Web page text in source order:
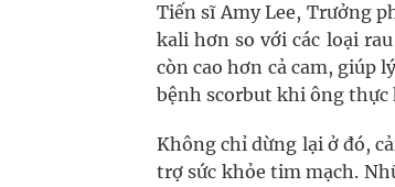
Tiến sĩ Amy Lee, Trưởng
kali hơn so với các loại
còn cao hơn cả cam, giúp
bệnh scorbut khi ông
Không chỉ dừng lại ở đó,
trợ sức khỏe tim mạch.